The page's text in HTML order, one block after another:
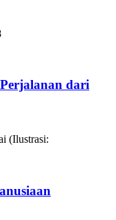
dari